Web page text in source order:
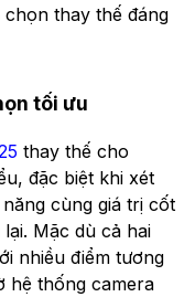
thay thế đáng
tối ưu
thay thế cho
đặc biệt khi xét
cùng giá trị cốt
Mặc dù cả hai
nhiều điểm tương
hệ thống camera